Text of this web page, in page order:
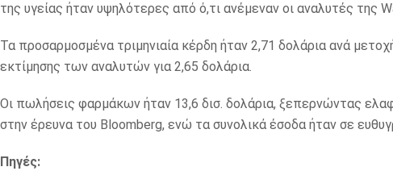
της υγείας ήταν υψηλότερες από ό,τι ανέμεναν οι αναλυτές της
Τα προσαρμοσμένα τριμηνιαία κέρδη ήταν 2,71 δολάρια ανά
εκτίμησης των αναλυτών για 2,65 δολάρια.
Οι πωλήσεις φαρμάκων ήταν 13,6 δισ. δολάρια, ξεπερνώντας
στην έρευνα του Bloomberg, ενώ τα συνολικά έσοδα ήταν σε
Πηγές: